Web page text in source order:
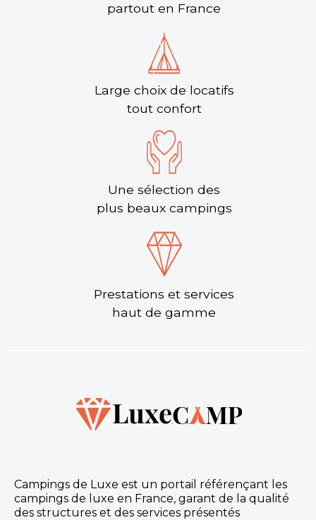
partout en France
Large choix de locatifs
tout confort
Une sélection des
plus beaux campings
Prestations et services
haut de gamme
Campings de Luxe est un portail référençant les
campings de luxe en France, garant de la qualité
des structures et des services présentés